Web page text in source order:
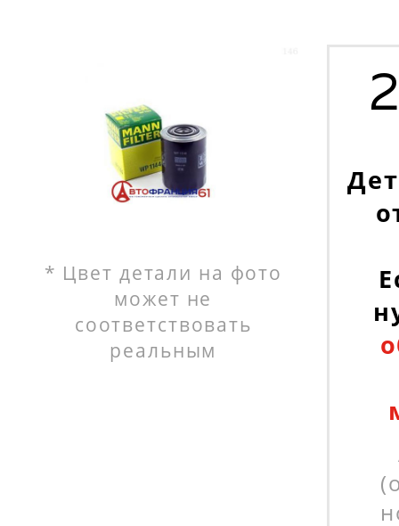
* Цвет детали на фото
может не
соответствовать
реальным